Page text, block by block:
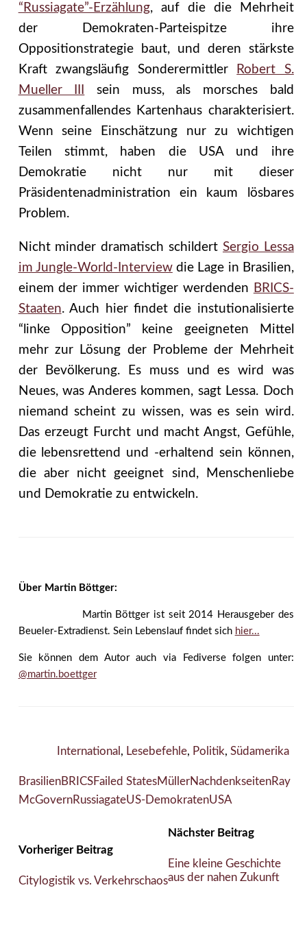
“Russiagate”-Erzählung, auf die die Mehrheit
der Demokraten-Parteispitze ihre
Oppositionstrategie baut, und deren stärkste
Kraft zwangsläufig Sonderermittler
Robert S.
Mueller III
sein muss, als morsches bald
zusammenfallendes Kartenhaus charakterisiert.
Wenn seine Einschätzung nur zu wichtigen
Teilen stimmt, haben die USA und ihre
Demokratie nicht nur mit dieser
Präsidentenadministration ein kaum lösbares
Problem.
Nicht minder dramatisch schildert Sergio Lessa
im Jungle-World-Interviewdie Lage in Brasilien,
einem der immer wichtiger werdenden BRICS-
Staaten. Auch hier findet die instutionalisierte
“linke Opposition” keine geeigneten Mittel
mehr zur Lösung der Probleme der Mehrheit
der Bevölkerung. Es muss und es wird was
Neues, was Anderes kommen, sagt Lessa. Doch
niemand scheint zu wissen, was es sein wird.
Das erzeugt Furcht und macht Angst, Gefühle,
die lebensrettend und -erhaltend sein können,
die aber nicht geeignet sind, Menschenliebe
und Demokratie zu entwickeln.
Über Martin Böttger:
Martin Böttger ist seit 2014 Herausgeber des
Beueler-Extradienst. Sein Lebenslauf findet sich hier...
Sie können dem Autor auch via Fediverse folgen unter:
@martin.boettger
International , Lesebefehle, Politik, Südamerika
BrasilienBRICSFailed StatesMüllerNachdenkseitenRay
McGovernRussiagateUS-DemokratenUSA
Vorheriger Beitrag
Citylogistik vs. Verkehrschaos
Nächster Beitrag
Eine kleine Geschichte
aus der nahen Zukunft